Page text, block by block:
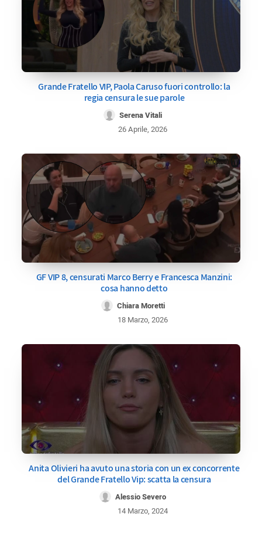
Grande Fratello VIP, Paola Caruso fuori controllo: la
regia censura le sue parole
Serena Vitali
26 Aprile, 2026
GF VIP 8, censurati Marco Berry e Francesca Manzini:
cosa hanno detto
Chiara Moretti
18 Marzo, 2026
Anita Olivieri ha avuto una storia con un ex concorrente
del Grande Fratello Vip: scatta la censura
Alessio Severo
14 Marzo, 2024